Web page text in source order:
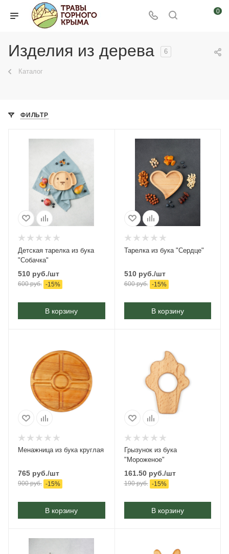
0
Изделия из дерева 6
Каталог
ФИЛЬТР
Детская тарелка из бука
"Собачка"
510 руб./шт
600руб. -15%
В корзину
Тарелка из бука "Сердце"
510руб./шт
600руб. -15%
В корзину
Менажница из бука круглая
765 руб./шт
900руб. -15%
В корзину
Грызунок из бука
"Мороженое"
161.50руб./шт
190руб. -15%
В корзину